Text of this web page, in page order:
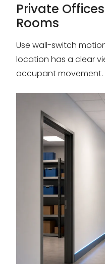
Private
Rooms
Use wall-switch
location has a clear
occupant movement.